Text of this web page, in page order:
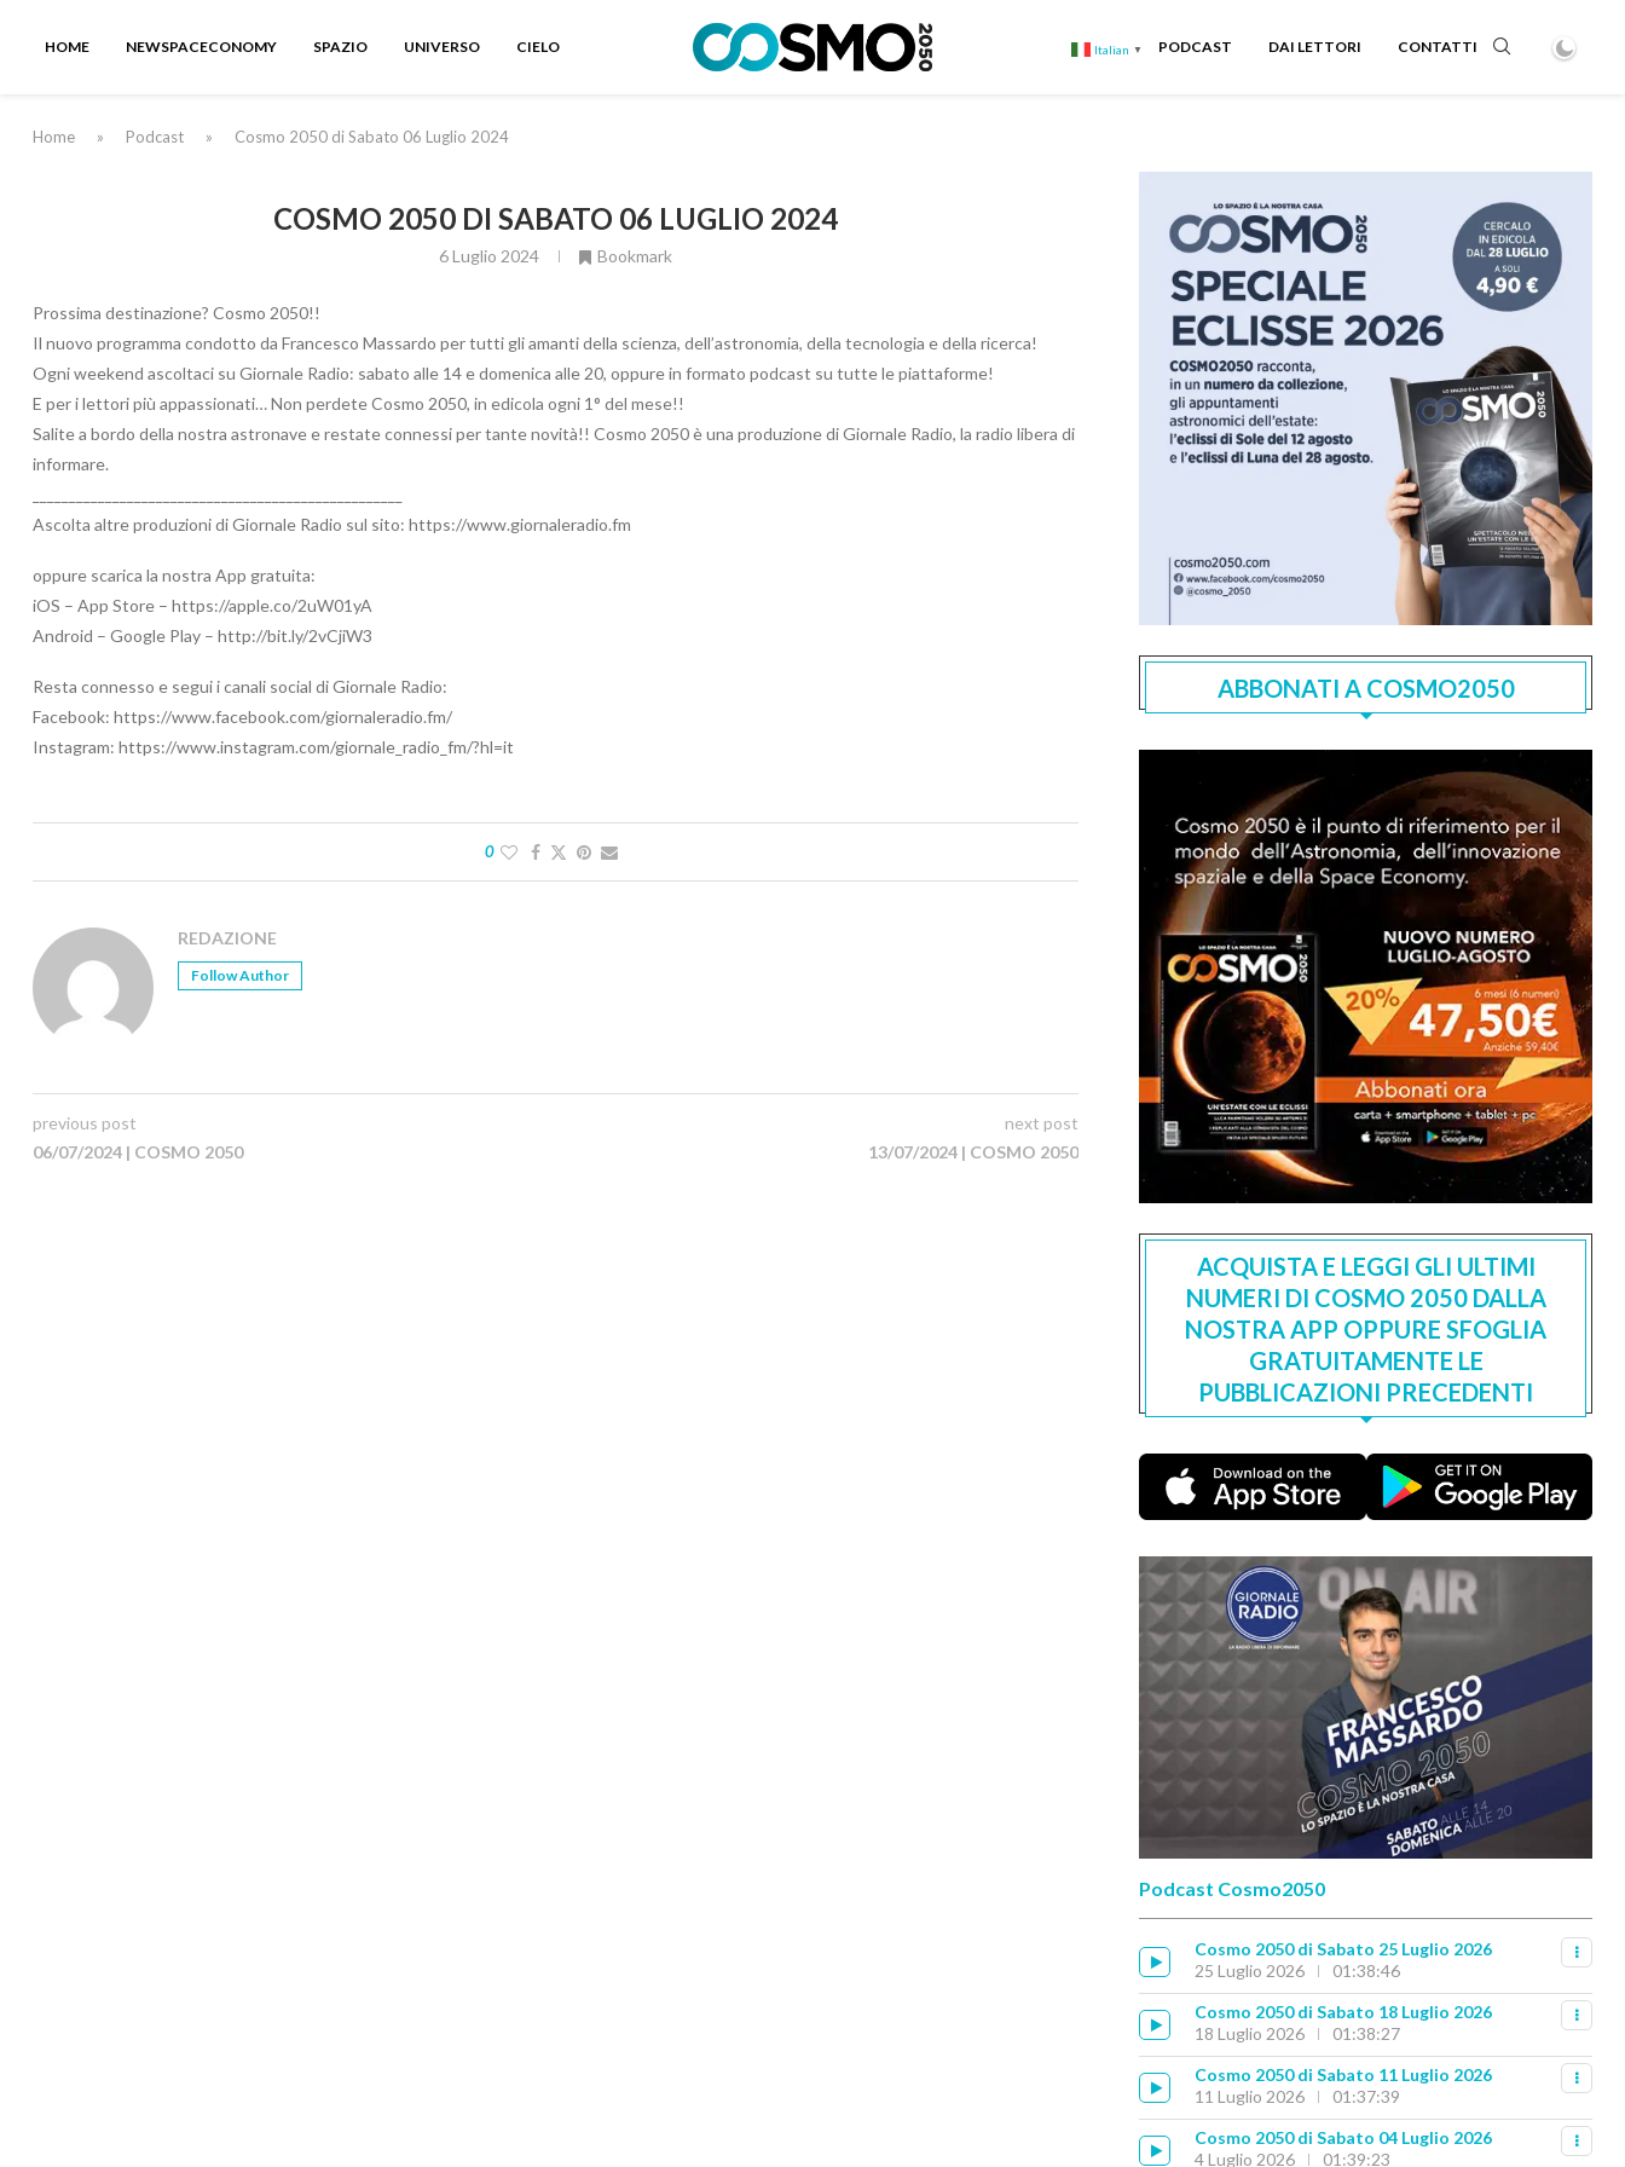
HOME NEWSPACECONOMY SPAZIO UNIVERSO CIELO Italian ▼ PODCAST DAI LETTORI CONTATTI
Home » Podcast » Cosmo 2050 di Sabato 06 Luglio 2024
COSMO 2050 DI SABATO 06 LUGLIO 2024
6 Luglio 2024 Bookmark
Prossima destinazione? Cosmo 2050!!
Il nuovo programma condotto da Francesco Massardo per tutti gli amanti della scienza, dell’astronomia, della tecnologia e della ricerca!
Ogni weekend ascoltaci su Giornale Radio: sabato alle 14 e domenica alle 20, oppure in formato podcast su tutte le piattaforme!
E per i lettori più appassionati… Non perdete Cosmo 2050, in edicola ogni 1° del mese!!
Salite a bordo della nostra astronave e restate connessi per tante novità!! Cosmo 2050 è una produzione di Giornale Radio, la radio libera di
informare.
Ascolta altre produzioni di Giornale Radio sul sito: https://www.giornaleradio.fm
oppure scarica la nostra App gratuita:
iOS – App Store – https://apple.co/2uW01yA
Android – Google Play – http://bit.ly/2vCjiW3
Resta connesso e segui i canali social di Giornale Radio:
Facebook: https://www.facebook.com/giornaleradio.fm/
Instagram: https://www.instagram.com/giornale_radio_fm/?hl=it
0
REDAZIONE
Follow Author
previous post
06/07/2024 | COSMO 2050
next post
13/07/2024 | COSMO 2050
ABBONATI A COSMO2050
ACQUISTA E LEGGI GLI ULTIMI
NUMERI DI COSMO 2050 DALLA
NOSTRA APP OPPURE SFOGLIA
GRATUITAMENTE LE
PUBBLICAZIONI PRECEDENTI
Podcast Cosmo2050
Cosmo 2050 di Sabato 25 Luglio 2026
25 Luglio 2026
01:38:46
Cosmo 2050 di Sabato 18 Luglio 2026
18 Luglio 2026
01:38:27
Cosmo 2050 di Sabato 11 Luglio 2026
11 Luglio 2026
01:37:39
Cosmo 2050 di Sabato 04 Luglio 2026
4 Luglio 2026
01:39:23